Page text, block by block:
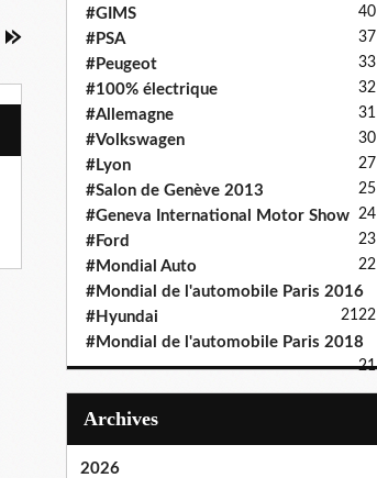
#GIMS 40
#PSA 37
#Peugeot 33
#100% électrique 32
#Allemagne 31
#Volkswagen 30
#Lyon 27
#Salon de Genève 2013 25
#Geneva International Motor Show 24
#Ford 23
#Mondial Auto 22
#Mondial de l'automobile Paris 2016
22
#Hyundai 21
#Mondial de l'automobile Paris 2018
21
Archives
2026